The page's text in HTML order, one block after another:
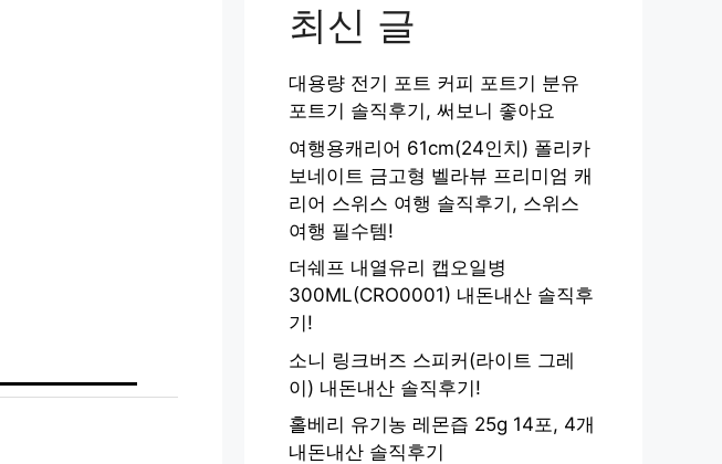
최신 글
대용량 전기 포트 커피 포트기 분유
포트기 솔직후기, 써보니 좋아요
여행용캐리어 61cm(24인치) 폴리카
보네이트 금고형 벨라뷰 프리미엄 캐
리어 스위스 여행 솔직후기, 스위스
여행 필수템!
더쉐프 내열유리 캡오일병
300ML(CRO0001) 내돈내산 솔직후
기!
소니 링크버즈 스피커(라이트 그레
이) 내돈내산 솔직후기!
홀베리 유기농 레몬즙 25g 14포, 4개
내돈내산 솔직후기